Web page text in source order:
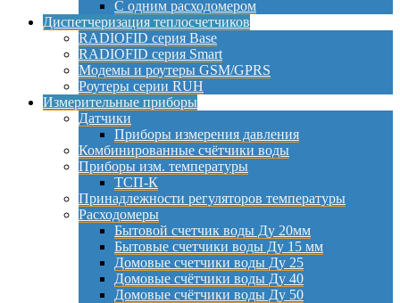
С одним расходомером
Диспетчеризация теплосчетчиков
RADIOFID серия Base
RADIOFID серия Smart
Модемы и роутеры GSM/GPRS
Роутеры серии RUH
Измерительные приборы
Датчики
Приборы измерения давления
Комбинированные счётчики воды
Приборы изм. температуры
ТСП-К
Принадлежности регуляторов температуры
Расходомеры
Бытовой счетчик воды Ду 20мм
Бытовые счетчики воды Ду 15 мм
Домовые счетчики воды Ду 25
Домовые счётчики воды Ду 40
Домовые счётчики воды Ду 50